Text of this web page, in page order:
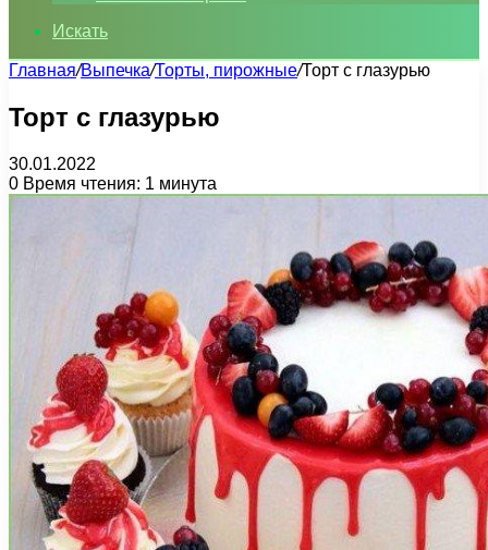
Искать
Главная/Выпечка/Торты, пирожные/Торт с глазурью
Торт с глазурью
30.01.2022
0 Время чтения: 1 минута